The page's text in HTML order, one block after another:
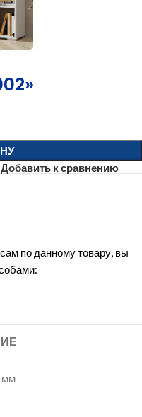
Добавить к сравнению
по данному товару, вы
мм